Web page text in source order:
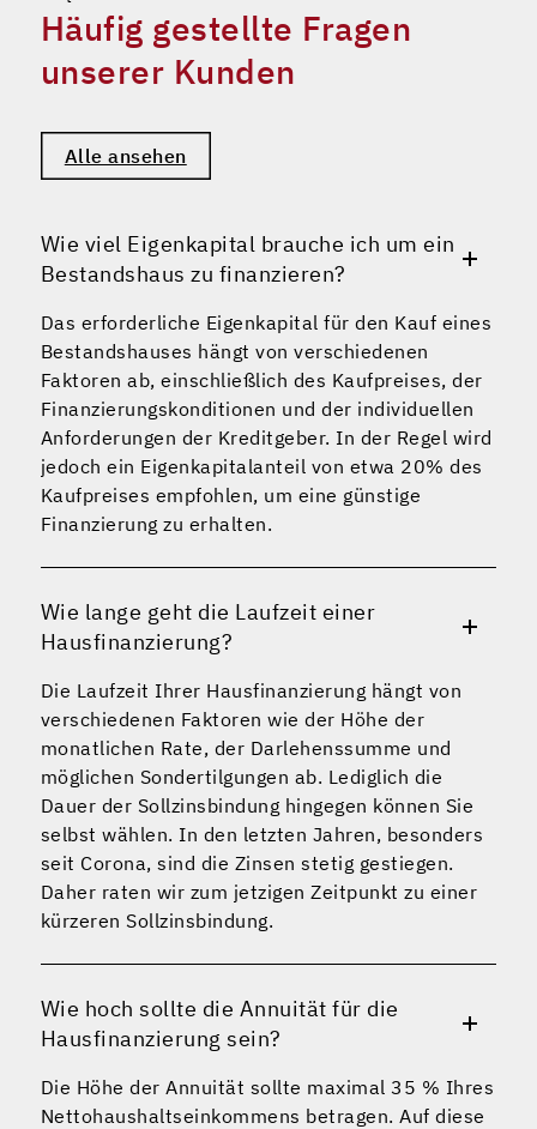
Häufig gestellte Fragen
unserer Kunden
Alle ansehen
Wie viel Eigenkapital brauche ich um ein
Bestandshaus zu finanzieren?
Das erforderliche Eigenkapital für den Kauf eines
Bestandshauses hängt von verschiedenen
Faktoren ab, einschließlich des Kaufpreises, der
Finanzierungskonditionen und der individuellen
Anforderungen der Kreditgeber. In der Regel wird
jedoch ein Eigenkapitalanteil von etwa 20% des
Kaufpreises empfohlen, um eine günstige
Finanzierung zu erhalten.
Wie lange geht die Laufzeit einer
Hausfinanzierung?
Die Laufzeit Ihrer Hausfinanzierung hängt von
verschiedenen Faktoren wie der Höhe der
monatlichen Rate, der Darlehenssumme und
möglichen Sondertilgungen ab. Lediglich die
Dauer der Sollzinsbindung hingegen können Sie
selbst wählen. In den letzten Jahren, besonders
seit Corona, sind die Zinsen stetig gestiegen.
Daher raten wir zum jetzigen Zeitpunkt zu einer
kürzeren Sollzinsbindung.
Wie hoch sollte die Annuität für die
Hausfinanzierung sein?
Die Höhe der Annuität sollte maximal 35 % Ihres
Nettohaushaltseinkommens betragen. Auf diese